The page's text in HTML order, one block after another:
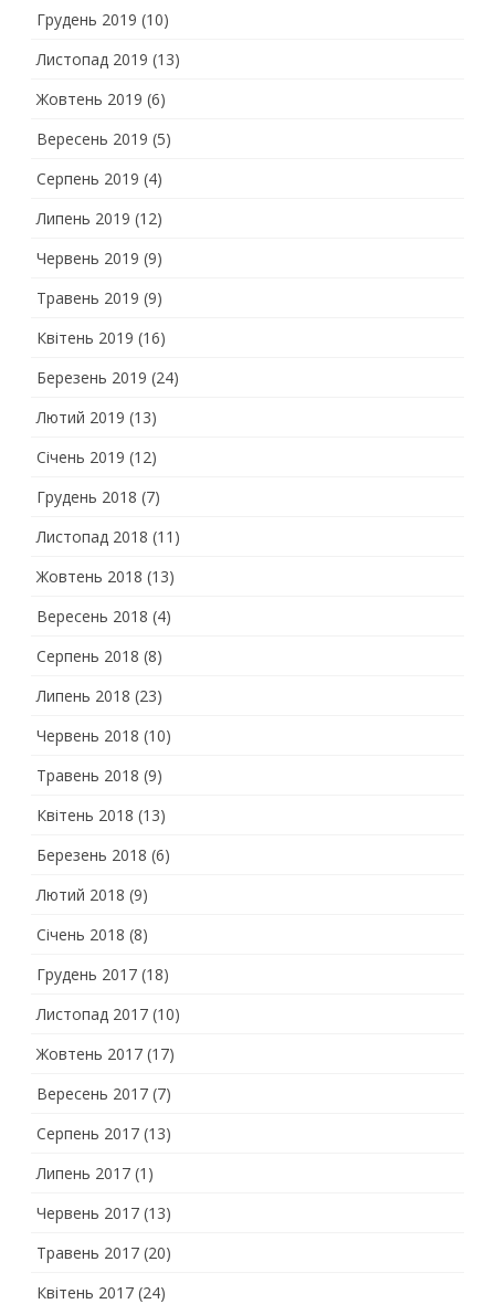
Грудень 2019 (10)
Листопад 2019 (13)
Жовтень 2019 (6)
Вересень 2019 (5)
Серпень 2019 (4)
Липень 2019 (12)
Червень 2019 (9)
Травень 2019 (9)
Квітень 2019 (16)
Березень 2019 (24)
Лютий 2019 (13)
Січень 2019 (12)
Грудень 2018 (7)
Листопад 2018 (11)
Жовтень 2018 (13)
Вересень 2018 (4)
Серпень 2018 (8)
Липень 2018 (23)
Червень 2018 (10)
Травень 2018 (9)
Квітень 2018 (13)
Березень 2018 (6)
Лютий 2018 (9)
Січень 2018 (8)
Грудень 2017 (18)
Листопад 2017 (10)
Жовтень 2017 (17)
Вересень 2017 (7)
Серпень 2017 (13)
Липень 2017 (1)
Червень 2017 (13)
Травень 2017 (20)
Квітень 2017 (24)